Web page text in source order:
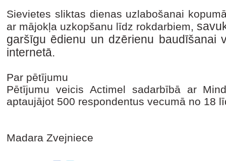
Sievietes sliktas dienas uzlabošanai
ar mājokļa uzkopšanu līdz rokdarbiem,
garšīgu ēdienu un dzērienu baudīšanai
internetā.
Par pētījumu
Pētījumu veicis Actimel sadarbībā ar
aptaujājot 500 respondentus vecumā no 18
Madara Zvejniece